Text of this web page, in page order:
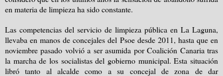
en materia de limpieza ha sido constante.
Las competencias del servicio de limpieza pública en La Laguna,
llevaba en manos de concejales del Psoe desde 2011, hasta que en
noviembre pasado volvió a ser asumida por Coalición Canaria tras
la marcha de los socialistas del gobierno municipal. Esta situación
libró tanto al alcalde como a su concejal de zona de dar